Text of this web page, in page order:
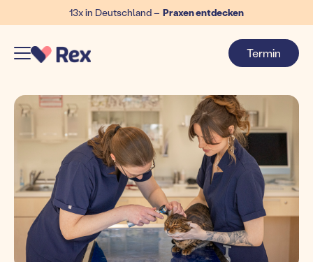
13x in Deutschland – Praxen entdecken
Termin